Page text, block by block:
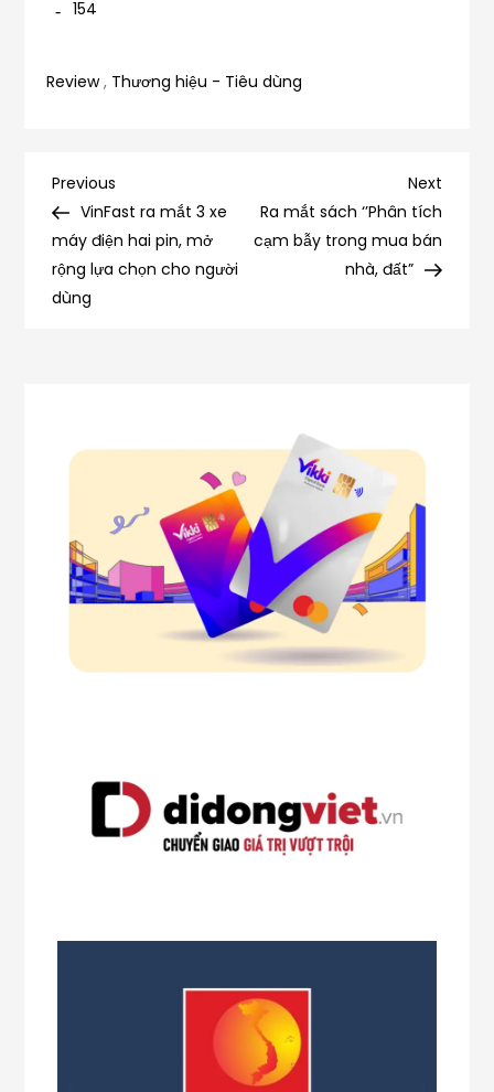
154
Review, Thương hiệu - Tiêu dùng
Điều
hướng
bài
Previous
Post
Previous
VinFast ra mắt 3 xe
máy điện hai pin, mở
rộng lựa chọn cho người
dùng
Next
Post
Next
Ra mắt sách ‘’Phân tích
cạm bẫy trong mua bán
nhà, đất”